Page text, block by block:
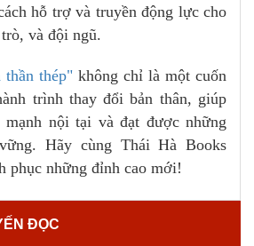
hỗ trợ và truyền động lực cho
và đội ngũ.
thép" không chỉ là một cuốn
trình thay đổi bản thân, giúp
mạnh nội tại và đạt được những
Hãy cùng Thái Hà Books
phục những đỉnh cao mới!
ĐỌC